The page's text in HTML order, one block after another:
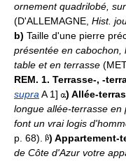
ornement quadrilobé,
(D'ALLEMAGNE, Hist.
b) Taille d'une pierre
présentée en cabochon,
table et en terrasse
REM. 1. Terrasse-, -
supraA 1] ) Allée-
longue allée-terrasse en
font un vrai logis
p. 68).
) Appartement-
de Côte d'Azur votre